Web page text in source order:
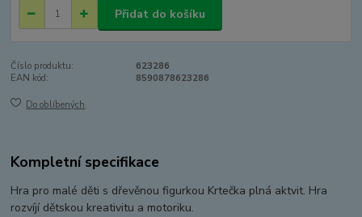
Přidat do košíku
Číslo produktu:
623286
EAN kód:
8590878623286
Do oblíbených
Kompletní specifikace
Hra pro malé děti s dřevěnou figurkou Krtečka plná aktvit. Hra
rozvíjí dětskou kreativitu a motoriku.